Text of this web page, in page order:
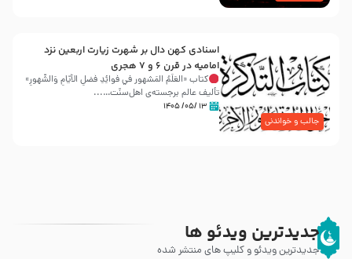
جالب و خواندنی
اسنادی کهن دال بر شهرت زیارت اربعین نزد
امامیه در قرن ۶ و ۷ هجری
کتاب «العَلَمُ المَشهور في فَوائِدِ فَضلِ الأيّامِ وَالشُّهورِ»
تألیف عالم برجسته‌ی اهل‌سنّت…...
۱۳ /۰۵/ ۱۴۰۵
جدیدترین ویدئو ها
جدیدترین ویدئو و کلیپ های منتشر شده